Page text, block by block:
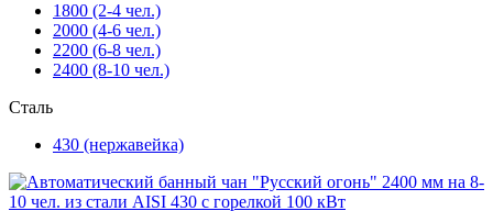
1800 (2-4 чел.)
2000 (4-6 чел.)
2200 (6-8 чел.)
2400 (8-10 чел.)
Сталь
430 (нержавейка)